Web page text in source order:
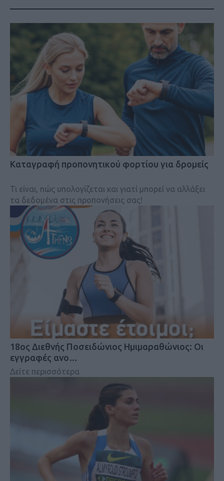
Kαταγραφή προπονητικού φορτίου για δρομείς
Τι είναι, πώς υπολογίζεται και γιατί μπορεί να αλλάξει
τα δεδομένα στις προπονήσεις σας!
18oς Διεθνής Ποσειδώνιος Ημιμαραθώνιος: Οι
εγγραφές ανο…
Δείτε περισσότερα